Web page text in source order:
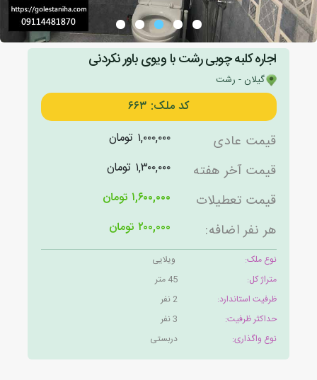
اجاره کلبه چوبی رشت با ویوی باور نکردنی
گیلان - رشت
کد ملک: ۶۶۳
قیمت عادی ۱,۰۰۰,۰۰۰ تومان
قیمت آخر هفته ۱,۳۰۰,۰۰۰ تومان
قیمت تعطیلات ۱,۶۰۰,۰۰۰ تومان
هر نفر اضافه: ۲۰۰,۰۰۰ تومان
نوع ملک:
ویلایی
متراژ کل:
45 متر
ظرفیت استاندارد:
2 نفر
حداکثر ظرفیت:
3 نفر
نوع واگذاری:
دربستی